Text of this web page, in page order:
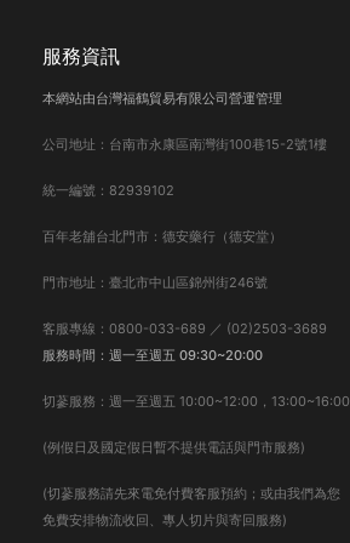
服務資訊
本網站由台灣福鶴貿易有限公司營運管理
公司地址：台南市永康區南灣街100巷15-2號1樓
統一編號：82939102
百年老舖台北門市：德安藥行（德安堂）
門市地址：臺北市中山區錦州街246號
客服專線：0800-033-689 ／ (02)2503-3689
服務時間：週一至週五 09:30~20:00
切蔘服務：週一至週五 10:00~12:00，13:00~16:00
(例假日及國定假日暫不提供電話與門市服務)
(切蔘服務請先來電免付費客服預約；或由我們為您
免費安排物流收回、專人切片與寄回服務)